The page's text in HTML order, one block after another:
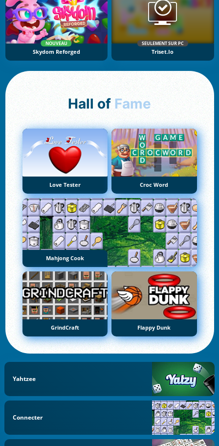
NOUVEAU
Skydom Reforged
SEULEMENT SUR PC
Triset.io
Hall of Fame
Love Tester Croc Word
Mahjong Cook
GrindCraft Flappy Dunk
Yahtzee
Connecter